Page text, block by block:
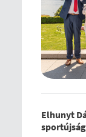
Elhunyt